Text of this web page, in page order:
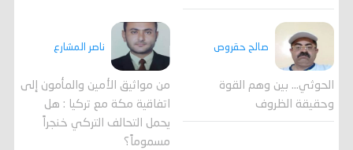
صالح حقروص
الحوثي... بين وهم القوة
وحقيقة الظروف
ناصر المشارع
من مواثيق الأمين والمأمون إلى
اتفاقية مكة مع تركيا : هل
يحمل التحالف التركي خنجراً
مسموماً؟